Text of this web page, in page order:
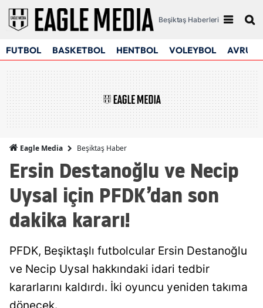
Beşiktaş Haberleri
FUTBOL BASKETBOL HENTBOL VOLEYBOL
Eagle Media Beşiktaş Haber
Ersin Destanoğlu ve Necip
Uysal için PFDK’dan son
dakika kararı!
PFDK, Beşiktaşlı futbolcular Ersin Destanoğlu
ve Necip Uysal hakkındaki idari tedbir
kararlarını kaldırdı. İki oyuncu yeniden takıma